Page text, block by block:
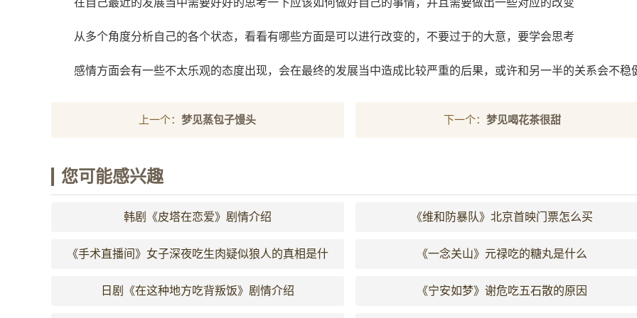
在自己最近的发展当中需要好好的思考一下应该如何做好自己的事情，并且需要做出一些对应的改变
从多个角度分析自己的各个状态，看看有哪些方面是可以进行改变的，不要过于的大意，要学会思考
感情方面会有一些不太乐观的态度出现，会在最终的发展当中造成比较严重的后果，或许和另一半的关系会不稳
上一个：梦见蒸包子馒头 下一个： 梦见喝花茶很甜
您可能感兴趣
韩剧《皮塔在恋爱》剧情介绍 《维和防暴队》北京首映门票怎么买
《手术直播间》女子深夜吃生肉疑似狼人的真相是什
么
《一念关山》元禄吃的糖丸是什么
日剧《在这种地方吃背叛饭》剧情介绍 《宁安如梦》谢危吃五石散的原因